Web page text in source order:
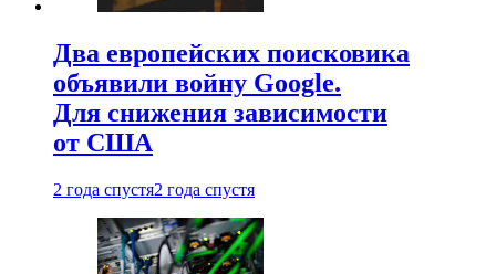
Два европейских поисковика
объявили войну Google.
Для снижения зависимости
от США
2 года спустя2 года спустя